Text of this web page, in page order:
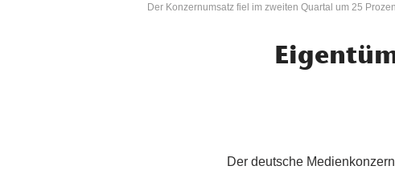
Der Konzernumsatz fiel im zweiten Quartal um 25
Der deutsche